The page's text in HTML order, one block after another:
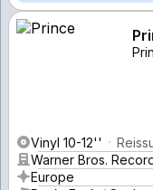
Vinyl 10-12''
Warner Bros.
Europe